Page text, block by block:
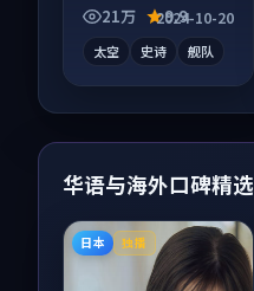
息量大，适合沉浸式
21万 9.9
2024-10-20
太空 史诗 舰队
华语与海外口碑精选
日本 独播